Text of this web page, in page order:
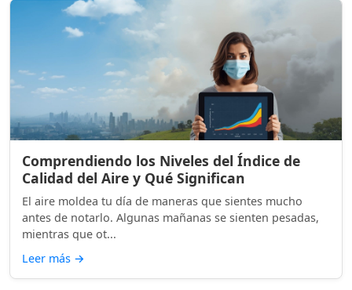
Comprendiendo los Niveles del Índice de
Calidad del Aire y Qué Significan
El aire moldea tu día de maneras que sientes mucho
antes de notarlo. Algunas mañanas se sienten pesadas,
mientras que ot...
Leer más →